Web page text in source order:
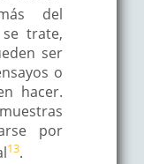
del
trate,
ser
o
hacer.
por
13.